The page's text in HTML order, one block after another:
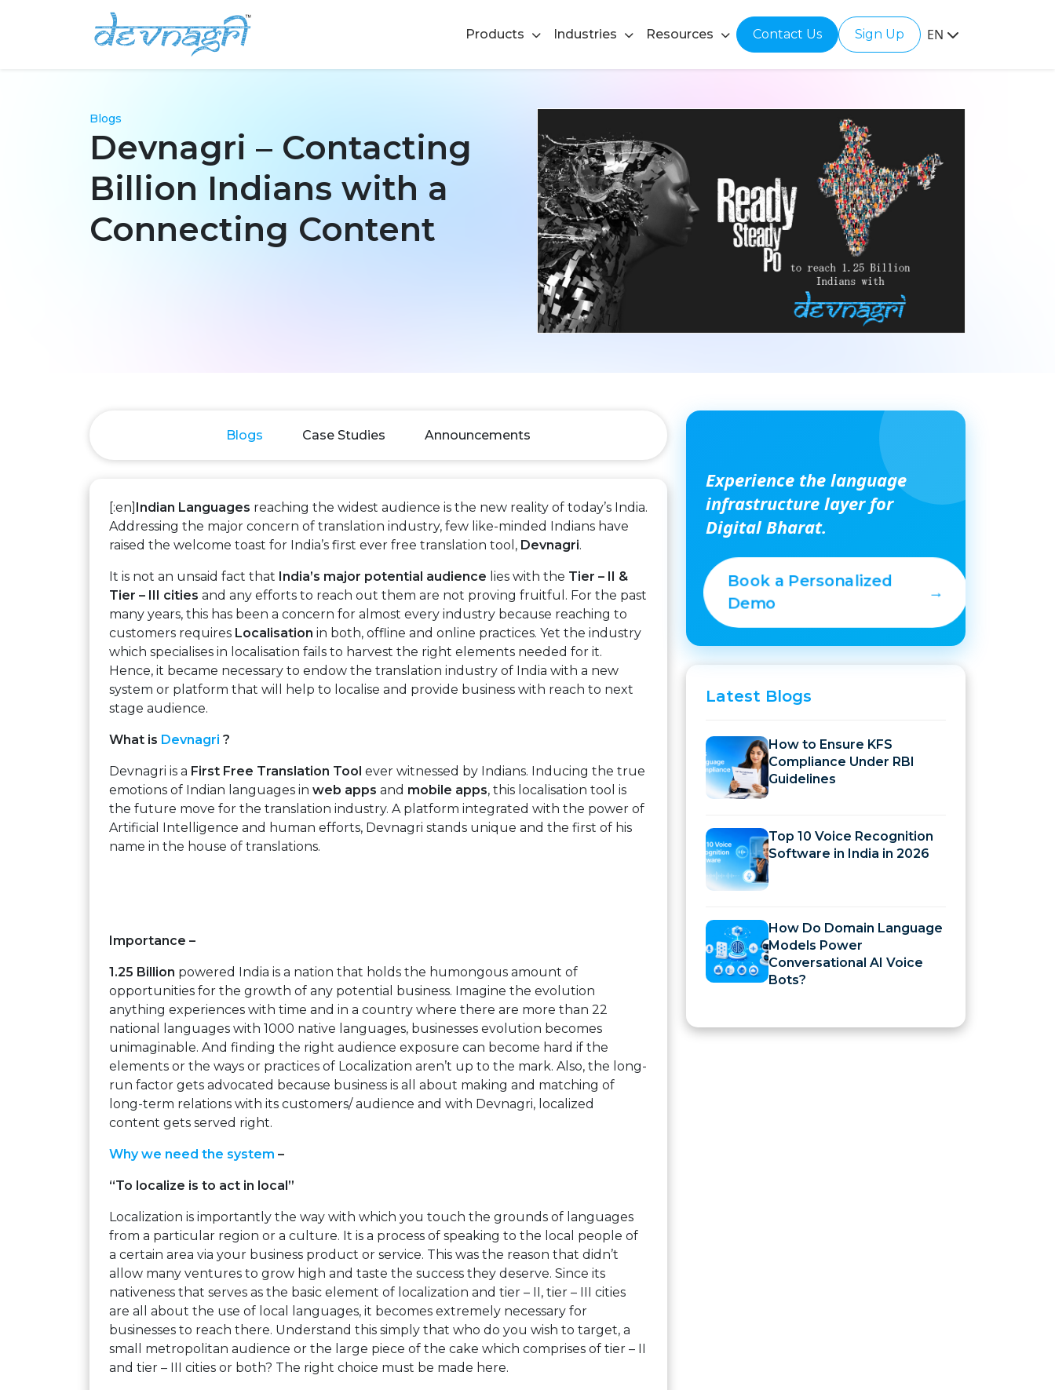
Products Industries Resources Contact Us Sign Up EN
Blogs
Devnagri – Contacting
Billion Indians with a
Connecting Content
Blogs Case Studies Announcements
[:en] Indian Languages reaching the widest audience is the new reality of today’s India.
Addressing the major concern of translation industry, few like-minded Indians have
raised the welcome toast for India’s first ever free translation tool, Devnagri.
It is not an unsaid fact that India’s major potential audience lies with the Tier – II &
Tier – III cities and any efforts to reach out them are not proving fruitful. For the past
many years, this has been a concern for almost every industry because reaching to
customers requires Localisation in both, offline and online practices. Yet the industry
which specialises in localisation fails to harvest the right elements needed for it.
Hence, it became necessary to endow the translation industry of India with a new
system or platform that will help to localise and provide business with reach to next
stage audience.
What is Devnagri ?
Devnagri is a First Free Translation Tool ever witnessed by Indians. Inducing the true
emotions of Indian languages in web apps and mobile apps, this localisation tool is
the future move for the translation industry. A platform integrated with the power of
Artificial Intelligence and human efforts, Devnagri stands unique and the first of his
name in the house of translations.
Importance –
1.25 Billion powered India is a nation that holds the humongous amount of
opportunities for the growth of any potential business. Imagine the evolution
anything experiences with time and in a country where there are more than 22
national languages with 1000 native languages, businesses evolution becomes
unimaginable. And finding the right audience exposure can become hard if the
elements or the ways or practices of Localization aren’t up to the mark. Also, the long-
run factor gets advocated because business is all about making and matching of
long-term relations with its customers/ audience and with Devnagri, localized
content gets served right.
Why we need the system –
“To localize is to act in local”
Localization is importantly the way with which you touch the grounds of languages
from a particular region or a culture. It is a process of speaking to the local people of
a certain area via your business product or service. This was the reason that didn’t
allow many ventures to grow high and taste the success they deserve. Since its
nativeness that serves as the basic element of localization and tier – II, tier – III cities
are all about the use of local languages, it becomes extremely necessary for
businesses to reach there. Understand this simply that who do you wish to target, a
small metropolitan audience or the large piece of the cake which comprises of tier – II
and tier – III cities or both? The right choice must be made here.
Experience the language
infrastructure layer for
Digital Bharat.
Book a Personalized
Demo
→
Latest Blogs
How to Ensure KFS
Compliance Under RBI
Guidelines
Top 10 Voice Recognition
Software in India in 2026
How Do Domain Language
Models Power
Conversational AI Voice
Bots?